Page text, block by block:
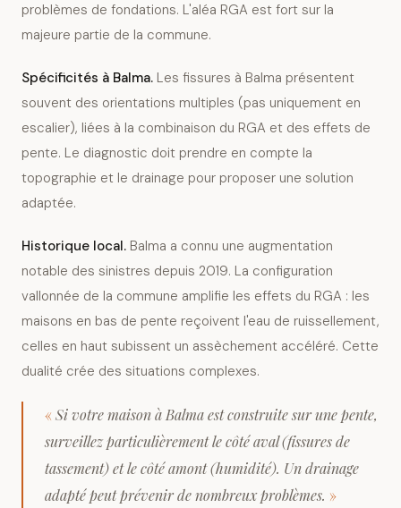
problèmes de fondations. L'aléa RGA est fort sur la
majeure partie de la commune.
Spécificités à Balma. Les fissures à Balma présentent
souvent des orientations multiples (pas uniquement en
escalier), liées à la combinaison du RGA et des effets de
pente. Le diagnostic doit prendre en compte la
topographie et le drainage pour proposer une solution
adaptée.
Historique local. Balma a connu une augmentation
notable des sinistres depuis 2019. La configuration
vallonnée de la commune amplifie les effets du RGA : les
maisons en bas de pente reçoivent l'eau de ruissellement,
celles en haut subissent un assèchement accéléré. Cette
dualité crée des situations complexes.
«Si votre maison à Balma est construite sur une pente,
surveillez particulièrement le côté aval (fissures de
tassement) et le côté amont (humidité). Un drainage
adapté peut prévenir de nombreux problèmes. »